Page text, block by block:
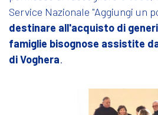
Service Nazionale "Aggiungi un
destinare all'acquisto di
famiglie bisognose assistite
di Voghera.